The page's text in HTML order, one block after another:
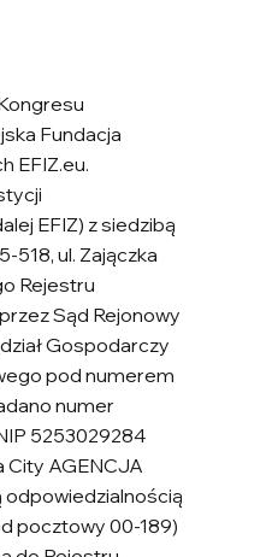
Fundacja
EFIZ.eu.
EFIZ) z siedzibą
518, ul. Zajączka
Rejestru
Sąd Rejonowy
Gospodarczy
pod numerem
numer
5253029284
AGENCJA
odpowiedzialnością
pocztowy 00-189)